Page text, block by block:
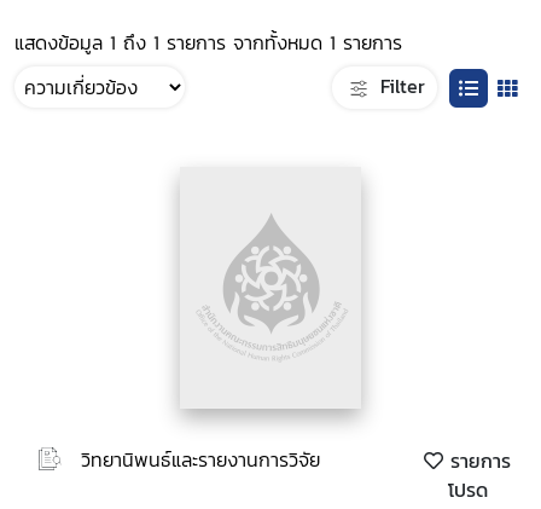
แสดงข้อมูล 1 ถึง 1 รายการ จากทั้งหมด 1 รายการ
Filter
วิทยานิพนธ์และรายงานการวิจัย
รายการ
โปรด